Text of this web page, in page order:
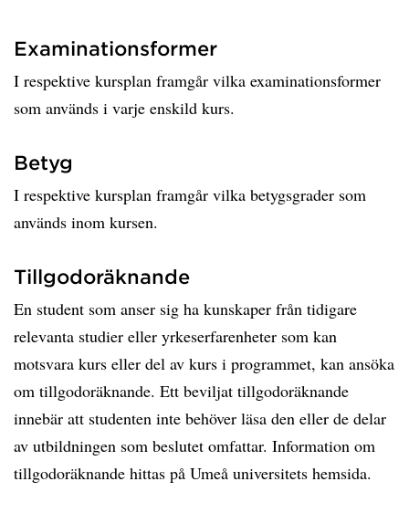
Examinationsformer
I respektive kursplan framgår vilka examinationsformer
som används i varje enskild kurs.
Betyg
I respektive kursplan framgår vilka betygsgrader som
används inom kursen.
Tillgodoräknande
En student som anser sig ha kunskaper från tidigare
relevanta studier eller yrkeserfarenheter som kan
motsvara kurs eller del av kurs i programmet, kan ansöka
om tillgodoräknande. Ett beviljat tillgodoräknande
innebär att studenten inte behöver läsa den eller de delar
av utbildningen som beslutet omfattar. Information om
tillgodoräknande hittas på Umeå universitets hemsida.